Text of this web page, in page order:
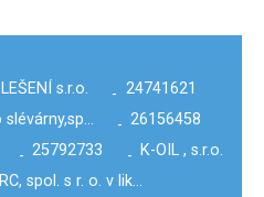
s.r.o. - 24741621
slévárny,sp… - 26156458
- 25792733 - K-OIL , s.r.o.
spol. s r. o. v lik…